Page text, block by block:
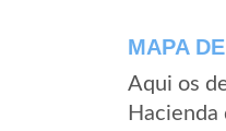
MAPA
Aqui os